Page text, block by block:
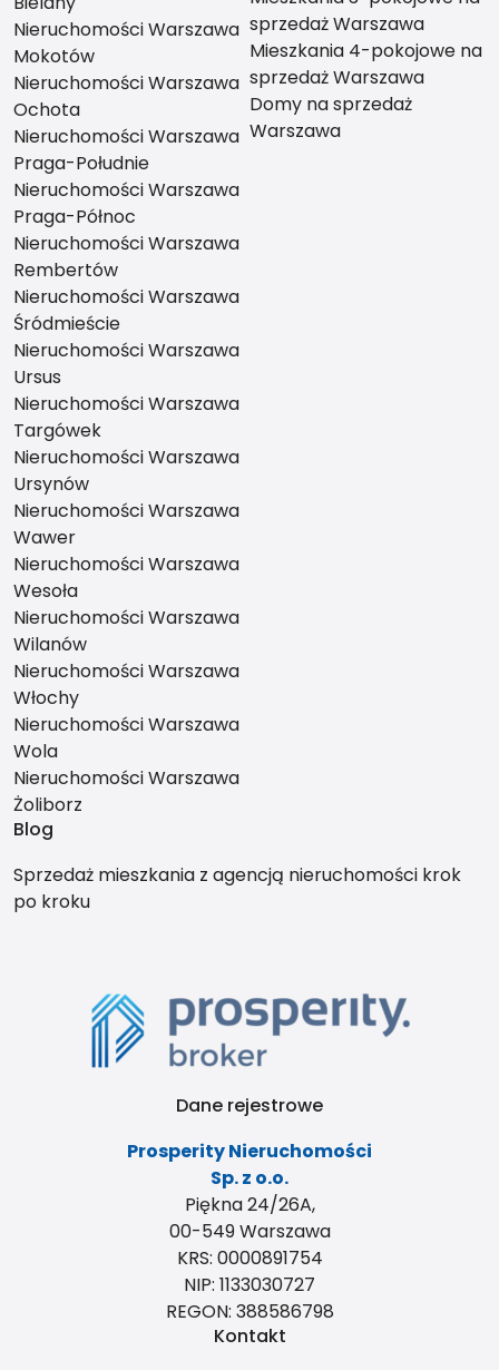
Nieruchomości Warszawa
Mokotów
Nieruchomości Warszawa
Ochota
Nieruchomości Warszawa
Praga-Południe
Nieruchomości Warszawa
Praga-Północ
Nieruchomości Warszawa
Rembertów
Nieruchomości Warszawa
Śródmieście
Nieruchomości Warszawa
Ursus
Nieruchomości Warszawa
Targówek
Nieruchomości Warszawa
Ursynów
Nieruchomości Warszawa
Wawer
Nieruchomości Warszawa
Wesoła
Nieruchomości Warszawa
Wilanów
Nieruchomości Warszawa
Włochy
Nieruchomości Warszawa
Wola
Nieruchomości Warszawa
Żoliborz
sprzedaż Warszawa
Mieszkania 4-pokojowe na
sprzedaż Warszawa
Domy na sprzedaż
Warszawa
Blog
Sprzedaż mieszkania z agencją nieruchomości krok
po kroku
Dane rejestrowe
Prosperity Nieruchomości
Sp. z o.o.
Piękna 24/26A,
00-549 Warszawa
KRS: 0000891754
NIP: 1133030727
REGON: 388586798
Kontakt